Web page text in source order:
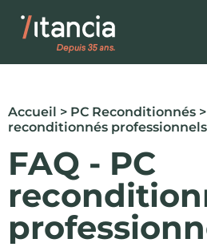
Accueil > PC Reconditionnés
reconditionnés professionnels
FAQ - PC